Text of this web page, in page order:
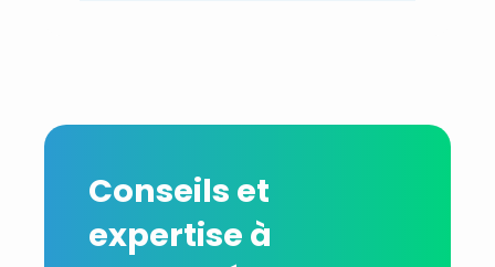
Conseils et
expertise à